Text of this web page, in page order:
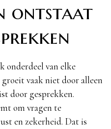
ontstaat
onderdeel van elke
vaak niet door alleen
door gesprekken.
om vragen te
en zekerheid. Dat is